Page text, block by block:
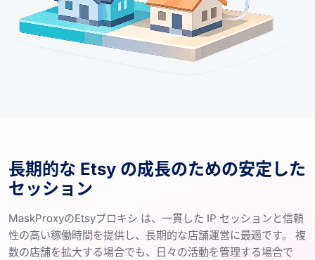
長期的な Etsy の成長のための安定した
セッション
MaskProxyのEtsyプロキシ は、一貫した IP セッションと信頼
性の高い稼働時間を提供し、長期的な店舗運営に最適です。 複
数の店舗を拡大する場合でも、日々の活動を管理する場合で